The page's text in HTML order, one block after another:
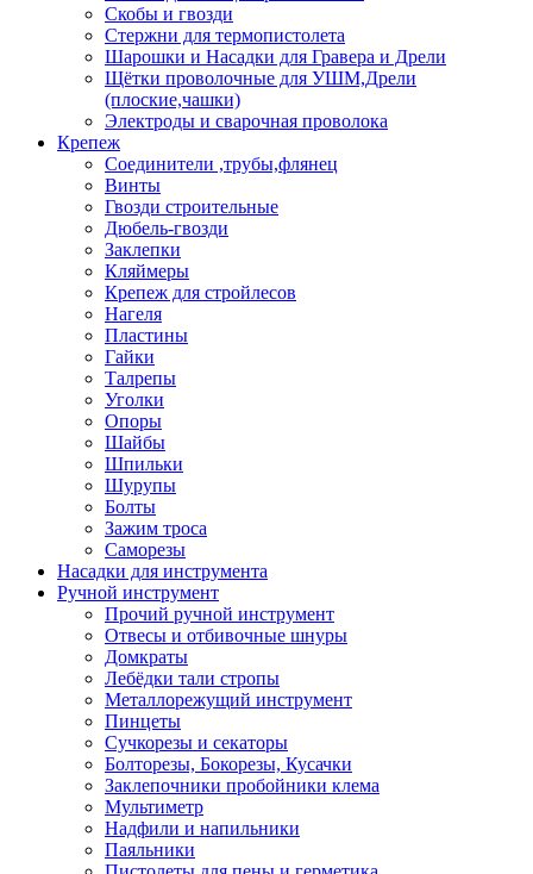
Скобы и гвозди
Стержни для термопистолета
Шарошки и Насадки для Гравера и Дрели
Щётки проволочные для УШМ,Дрели
(плоские,чашки)
Электроды и сварочная проволока
Крепеж
Соединители ,трубы,флянец
Винты
Гвозди строительные
Дюбель-гвозди
Заклепки
Кляймеры
Крепеж для стройлесов
Нагеля
Пластины
Гайки
Талрепы
Уголки
Опоры
Шайбы
Шпильки
Шурупы
Болты
Зажим троса
Саморезы
Насадки для инструмента
Ручной инструмент
Прочий ручной инструмент
Отвесы и отбивочные шнуры
Домкраты
Лебёдки тали стропы
Металлорежущий инструмент
Пинцеты
Сучкорезы и секаторы
Болторезы, Бокорезы, Кусачки
Заклепочники пробойники клема
Мультиметр
Надфили и напильники
Паяльники